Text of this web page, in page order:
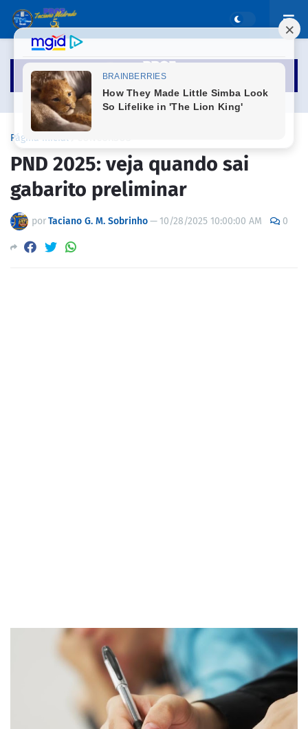
Página inicial
PND 2025: veja quando sai
gabarito preliminar
porTaciano G. M. Sobrinho— 10/28/2025 10:00:00 AM 0